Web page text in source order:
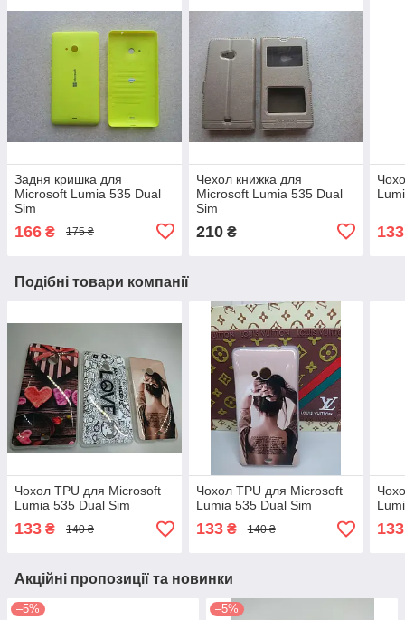
Задня кришка для
Microsoft Lumia 535 Dual
Sim
166 ₴ 175 ₴
Чехол книжка для
Microsoft Lumia 535 Dual
Sim
210₴ 133
Подібні товари компанії
Чохол TPU для Microsoft
Lumia 535 Dual Sim
133 ₴ 140 ₴
Чохол TPU для Microsoft
Lumia 535 Dual Sim
133₴ 140 ₴ 133
Акційні пропозиції та новинки
–5% –5%